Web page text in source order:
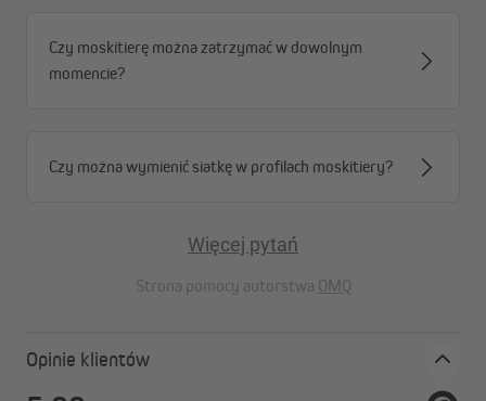
Czy moskitierę można zatrzymać w dowolnym
momencie?
Czy można wymienić siatkę w profilach moskitiery?
Więcej pytań
Strona pomocy autorstwa OMQ
Opinie klientów